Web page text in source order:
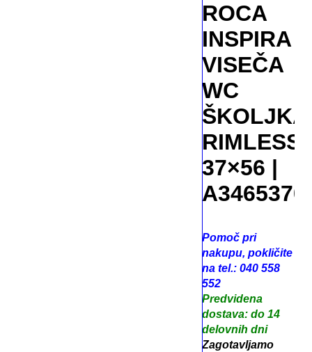
ROCA
INSPIRA
VISEČA
WC
ŠKOLJKA
RIMLESS
37×56 |
Pomoč pri
nakupu, pokličite
na tel.: 040 558
552
Predvidena
dostava: do 14
delovnih dni
Zagotavljamo